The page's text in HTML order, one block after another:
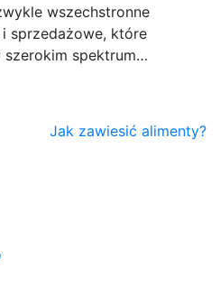
wszechstronne
sprzedażowe, które
szerokim spektrum…
Jak zawiesić alimenty?